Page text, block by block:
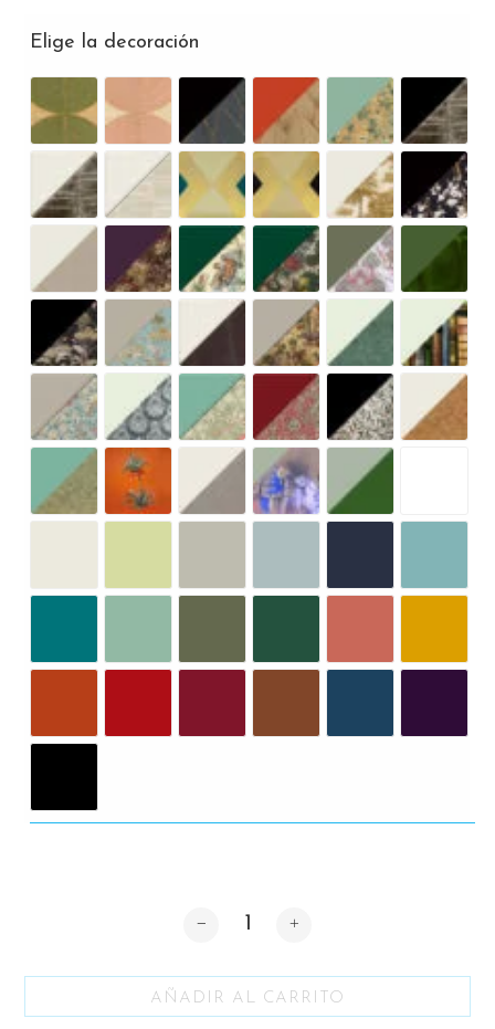
Elige la decoración
AÑADIR AL CARRITO